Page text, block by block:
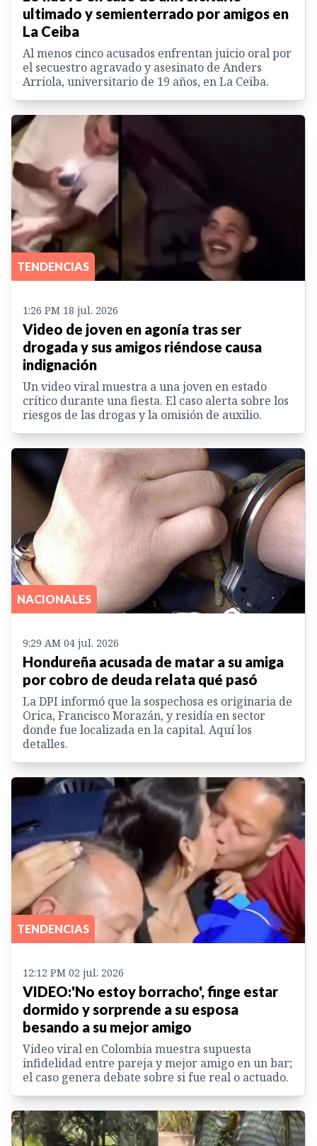
ultimado y semienterrado por amigos en
La Ceiba
Al menos cinco acusados enfrentan juicio oral por
el secuestro agravado y asesinato de Anders
Arriola, universitario de 19 años, en La Ceiba.
TENDENCIAS
1:26 PM 18 jul. 2026
Video de joven en agonía tras ser
drogada y sus amigos riéndose causa
indignación
Un video viral muestra a una joven en estado
crítico durante una fiesta. El caso alerta sobre los
riesgos de las drogas y la omisión de auxilio.
NACIONALES
9:29 AM 04 jul. 2026
Hondureña acusada de matar a su amiga
por cobro de deuda relata qué pasó
La DPI informó que la sospechosa es originaria de
Orica, Francisco Morazán, y residía en sector
donde fue localizada en la capital. Aquí los
detalles.
TENDENCIAS
12:12 PM 02 jul. 2026
VIDEO:'No estoy borracho', finge estar
dormido y sorprende a su esposa
besando a su mejor amigo
Video viral en Colombia muestra supuesta
infidelidad entre pareja y mejor amigo en un bar;
el caso genera debate sobre si fue real o actuado.